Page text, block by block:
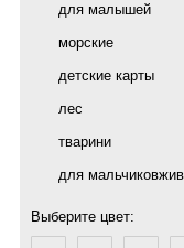
для малышей
морские
детские карты
лес
тварини
для
Выберите цвет: